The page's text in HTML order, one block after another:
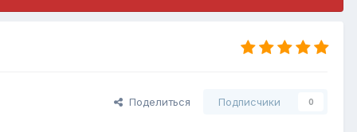
Поделиться Подписчики 0